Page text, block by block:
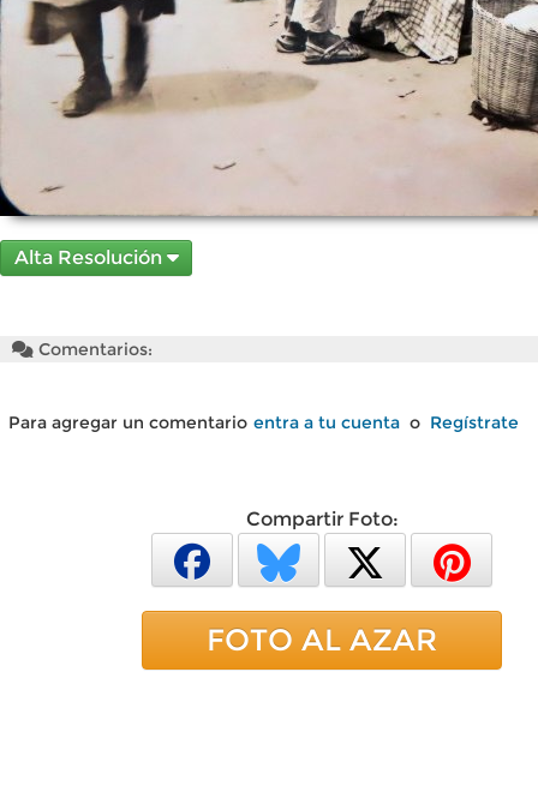
Alta Resolución
Comentarios:
Para agregar un comentario entra a tu cuenta o Regístrate
Compartir Foto:
FOTO AL AZAR